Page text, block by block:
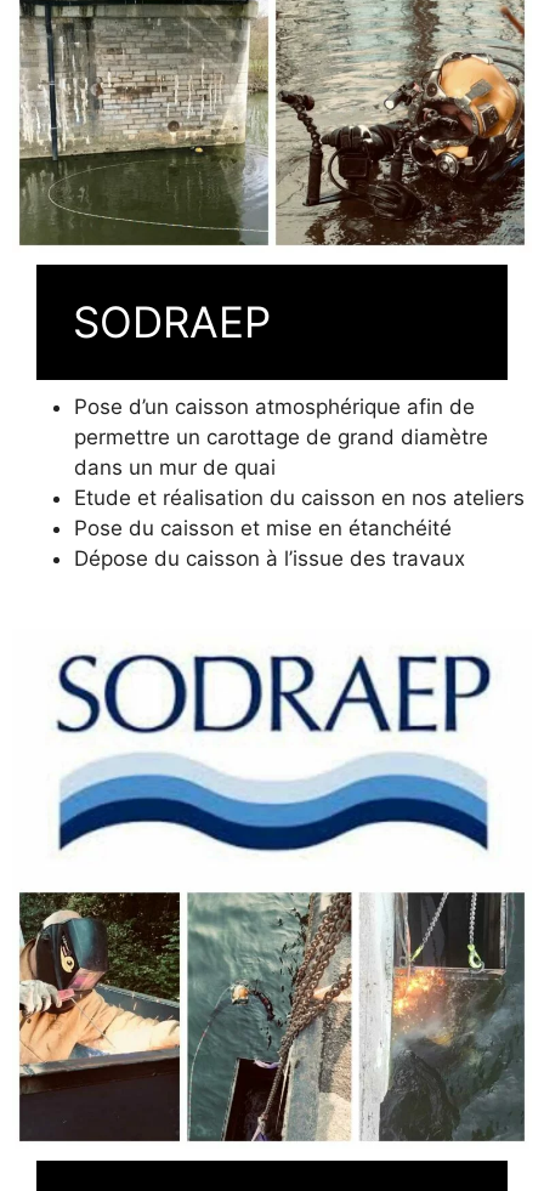
SODRAEP
Pose d’un caisson atmosphérique afin de
permettre un carottage de grand diamètre
dans un mur de quai
Etude et réalisation du caisson en nos ateliers
Pose du caisson et mise en étanchéité
Dépose du caisson à l’issue des travaux